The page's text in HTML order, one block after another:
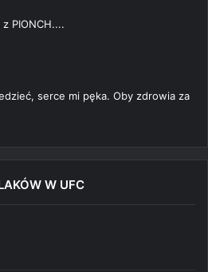
PIONCH....
serce mi pęka. Oby zdrowia za
W UFC